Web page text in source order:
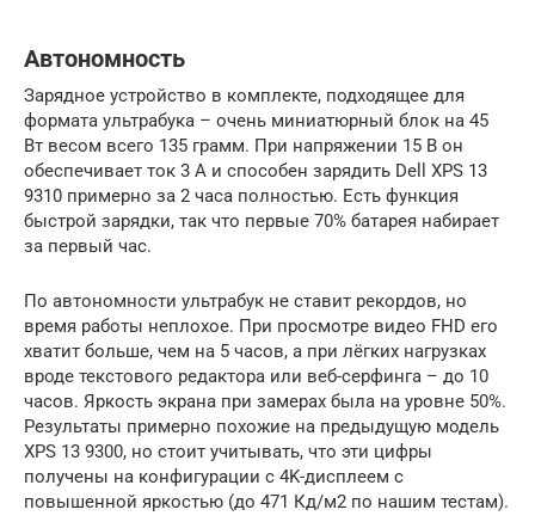
Автономность
Зарядное устройство в комплекте, подходящее для
формата ультрабука – очень миниатюрный блок на 45
Вт весом всего 135 грамм. При напряжении 15 В он
обеспечивает ток 3 А и способен зарядить Dell XPS 13
9310 примерно за 2 часа полностью. Есть функция
быстрой зарядки, так что первые 70% батарея набирает
за первый час.
По автономности ультрабук не ставит рекордов, но
время работы неплохое. При просмотре видео FHD его
хватит больше, чем на 5 часов, а при лёгких нагрузках
вроде текстового редактора или веб-серфинга – до 10
часов. Яркость экрана при замерах была на уровне 50%.
Результаты примерно похожие на предыдущую модель
XPS 13 9300, но стоит учитывать, что эти цифры
получены на конфигурации с 4K-дисплеем с
повышенной яркостью (до 471 Кд/м2 по нашим тестам).